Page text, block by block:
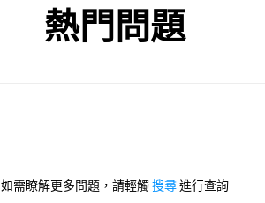
熱門問題
如需瞭解更多問題，請輕觸搜尋進行查詢